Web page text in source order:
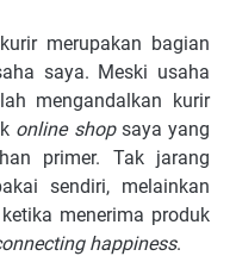
merupakan bagian
saya. Meski usaha
mengandalkan kurir
online shopsaya yang
primer. Tak jarang
sendiri, melainkan
menerima produk
happiness.